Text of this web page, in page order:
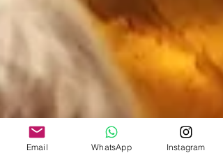
Email WhatsApp Instagram